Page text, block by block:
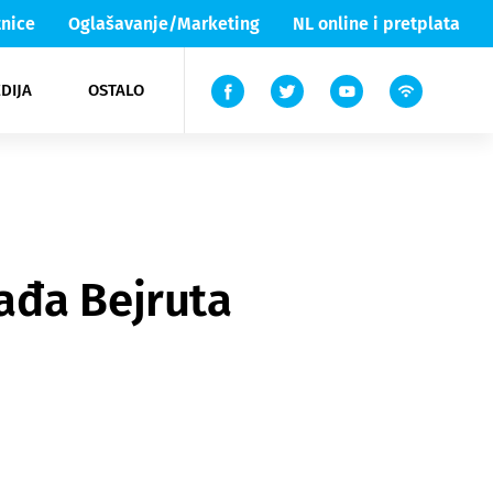
Oglašavanje/Marketing NL online i pretplata
OSTALO
Lika & Senj
TV
Bejruta